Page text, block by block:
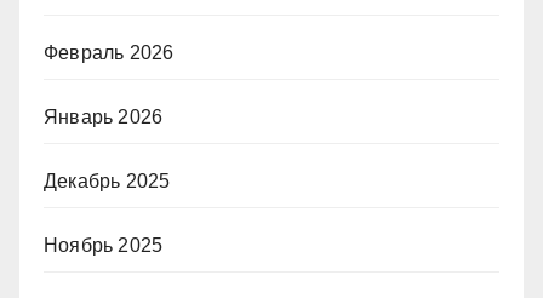
Февраль 2026
Январь 2026
Декабрь 2025
Ноябрь 2025